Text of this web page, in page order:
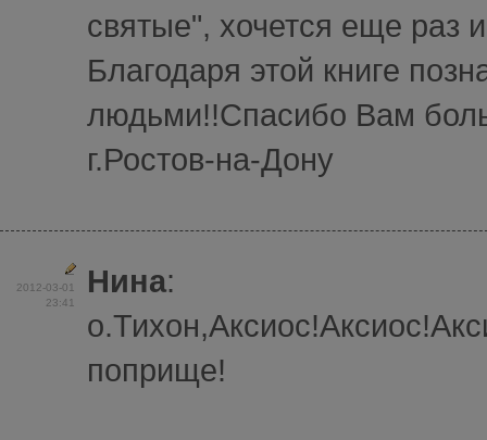
святые", хочется еще раз
Благодаря этой книге
людьми!!Спасибо Вам
г.Ростов-на-Дону
2012-03-01
23:41
Нина:
поприще!